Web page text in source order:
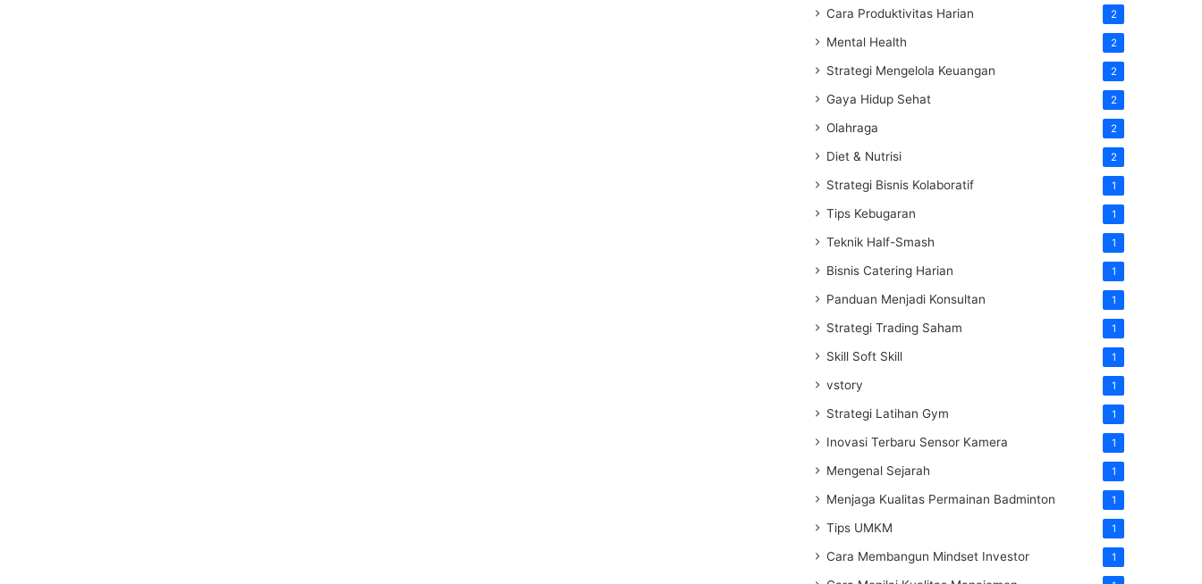
Cara Produktivitas Harian 2
Mental Health 2
Strategi Mengelola Keuangan 2
Gaya Hidup Sehat 2
Olahraga 2
Diet & Nutrisi 2
Strategi Bisnis Kolaboratif 1
Tips Kebugaran 1
Teknik Half-Smash 1
Bisnis Catering Harian 1
Panduan Menjadi Konsultan 1
Strategi Trading Saham 1
Skill Soft Skill 1
vstory 1
Strategi Latihan Gym 1
Inovasi Terbaru Sensor Kamera 1
Mengenal Sejarah 1
Menjaga Kualitas Permainan Badminton 1
Tips UMKM 1
Cara Membangun Mindset Investor 1